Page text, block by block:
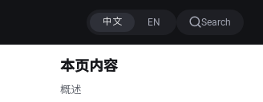
Search
本页内容
概述